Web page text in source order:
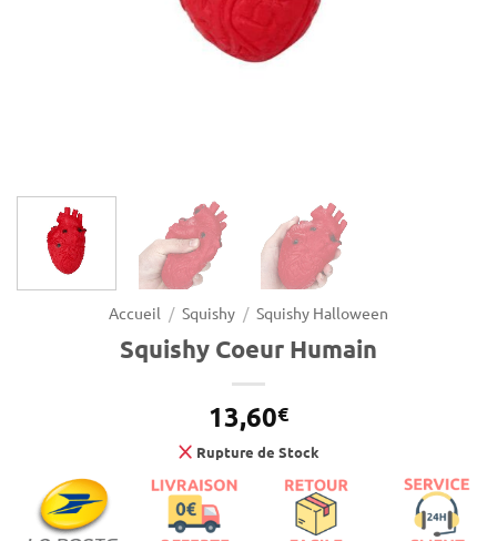
Accueil / Squishy / Squishy Halloween
Squishy Coeur Humain
13,60€
Rupture de Stock